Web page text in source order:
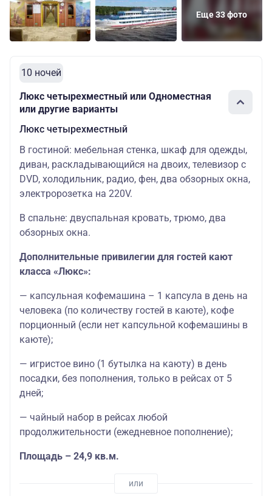
Шлюпочная
четырехместный
мест: 4
Еще 33 фото
10 ночей
Люкс четырехместный или Одноместная
или другие варианты
Люкс четырехместный
В гостиной: мебельная стенка, шкаф для одежды,
диван, раскладывающийся на двоих, телевизор с
DVD, холодильник, радио, фен, два обзорных окна,
электророзетка на 220V.
В спальне: двуспальная кровать, трюмо, два
обзорных окна.
Дополнительные привилегии для гостей кают
класса «Люкс»:
— капсульная кофемашина – 1 капсула в день на
человека (по количеству гостей в каюте), кофе
порционный (если нет капсульной кофемашины в
каюте);
— игристое вино (1 бутылка на каюту) в день
посадки, без пополнения, только в рейсах от 5
дней;
— чайный набор в рейсах любой
продолжительности (ежедневное пополнение);
Площадь – 24,9 кв.м.